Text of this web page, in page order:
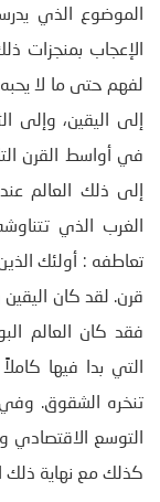
الموضوع الذي
الإعجاب بمنجزات
لفهم حتى ما لا
إلى اليقين، وإلى
في أواسط القرن
إلى ذلك العالم
الغرب الذي
تعاطفه : أولئك
قرن. لقد كان
فقد كان العالم
التي بدا فيها
تنخره الشقوق. وفي
التوسع الاقتصادي
كذلك مع نهاية ذلك